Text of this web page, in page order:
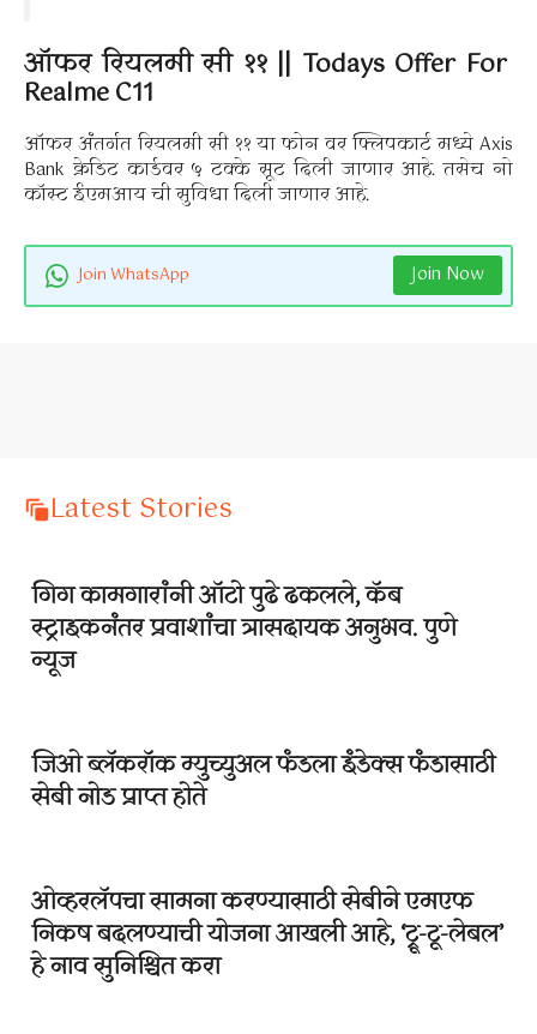
ऑफर रियलमी सी ११ || Todays Offer For
Realme C11
ऑफर अंतर्गत रियलमी सी ११ या फोन वर फ्लिपकार्ट मध्ये Axis
Bank क्रेडिट कार्डवर ५ टक्के सूट दिली जाणार आहे. तसेच नो
कॉस्ट ईएमआय ची सुविधा दिली जाणार आहे.
Join WhatsApp Join Now
Latest Stories
गिग कामगारांनी ऑटो पुढे ढकलले, कॅब
स्ट्राइकनंतर प्रवाशांचा त्रासदायक अनुभव. पुणे
न्यूज
जिओ ब्लॅकरॉक म्युच्युअल फंडला इंडेक्स फंडासाठी
सेबी नोड प्राप्त होते
ओव्हरलॅपचा सामना करण्यासाठी सेबीने एमएफ
निकष बदलण्याची योजना आखली आहे, ‘ट्रू-टू-लेबल’
हे नाव सुनिश्चित करा